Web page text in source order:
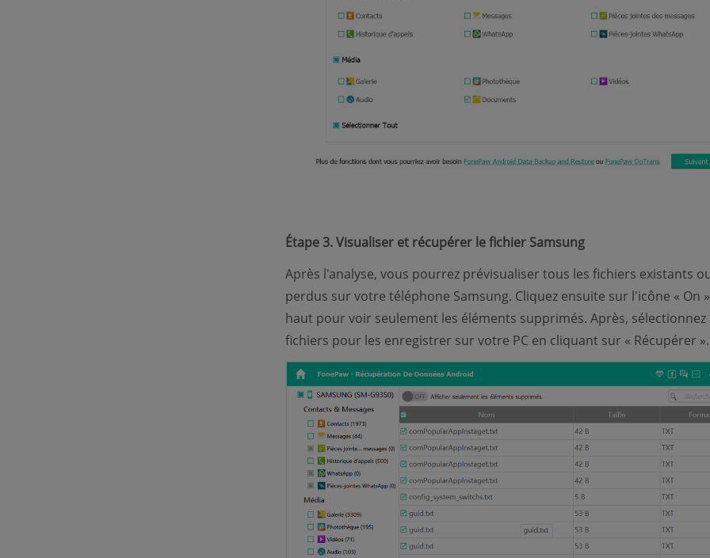
Étape 3. Visualiser et récupérer le fichier Samsung
Après l'analyse, vous pourrez prévisualiser tous les fichiers existants
perdus sur votre téléphone Samsung. Cliquez ensuite sur l'icône « On
haut pour voir seulement les éléments supprimés. Après, sélectionnez
fichiers pour les enregistrer sur votre PC en cliquant sur « Récupérer ».